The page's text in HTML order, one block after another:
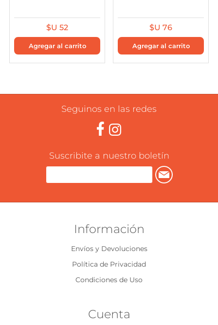
$U 52 $U 76
Seguinos en las redes
Suscribite a nuestro boletín
Información
Envíos y Devoluciones
Política de Privacidad
Condiciones de Uso
Cuenta